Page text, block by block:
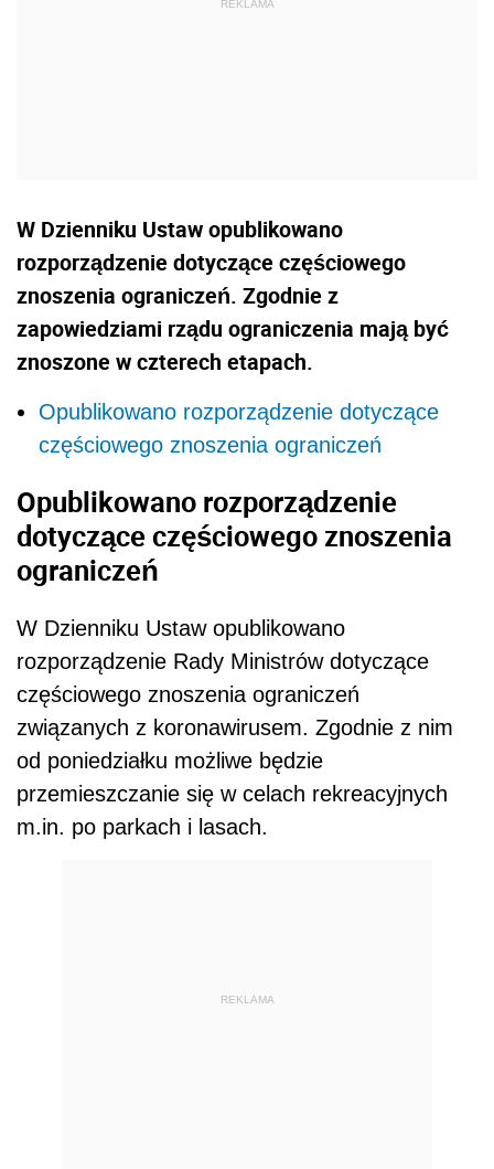
W Dzienniku Ustaw opublikowano
rozporządzenie dotyczące częściowego
znoszenia ograniczeń. Zgodnie z
zapowiedziami rządu ograniczenia mają być
znoszone w czterech etapach.
Opublikowano rozporządzenie dotyczące
częściowego znoszenia ograniczeń
Opublikowano rozporządzenie
dotyczące częściowego znoszenia
ograniczeń
W Dzienniku Ustaw opublikowano
rozporządzenie Rady Ministrów dotyczące
częściowego znoszenia ograniczeń
związanych z koronawirusem. Zgodnie z nim
od poniedziałku możliwe będzie
przemieszczanie się w celach rekreacyjnych
m.in. po parkach i lasach.
REKLAMA